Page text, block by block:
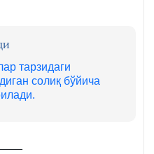
тарзидаги
солиқ бўйича